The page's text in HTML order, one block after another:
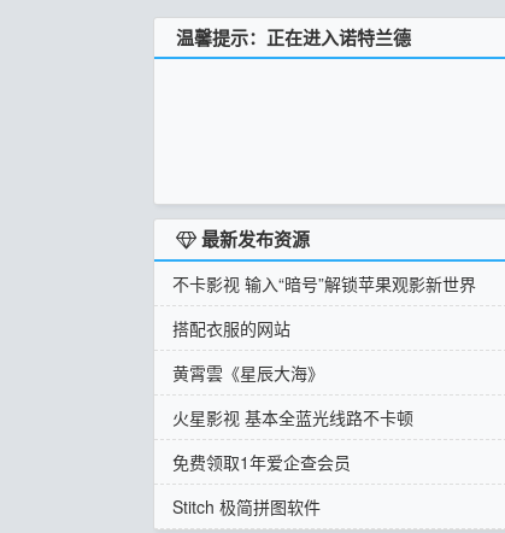
温馨提示：正在进入诺特兰德
最新发布资源
不卡影视 输入“暗号”解锁苹果观影新世界
搭配衣服的网站
黄霄雲《星辰大海》
火星影视 基本全蓝光线路不卡顿
免费领取1年爱企查会员
Stitch 极简拼图软件